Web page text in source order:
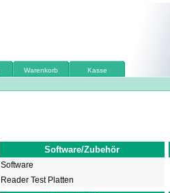
Warenkorb Kasse
Software/Zubehör
Software
Reader Test Platten